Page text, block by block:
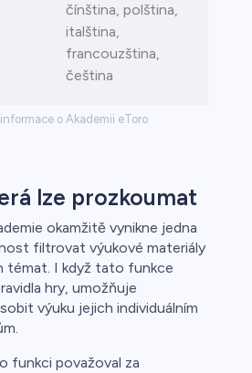
o Akademii eToro
čínština, polština,
italština,
francouzština,
čeština
lze prozkoumat
okamžitě vynikne jedna
filtrovat výukové materiály
témat. I když tato funkce
hry, umožňuje
výuku jejich individuálním
funkci považoval za